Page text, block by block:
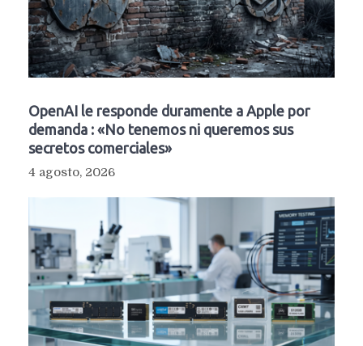
OpenAI le responde duramente a Apple por
demanda : «No tenemos ni queremos sus
secretos comerciales»
4 agosto, 2026